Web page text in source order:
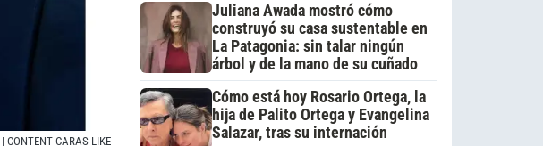
| CONTENT CARAS LIKE
Juliana Awada mostró cómo
construyó su casa sustentable en
La Patagonia: sin talar ningún
árbol y de la mano de su cuñado
Cómo está hoy Rosario Ortega, la
hija de Palito Ortega y Evangelina
Salazar, tras su internación